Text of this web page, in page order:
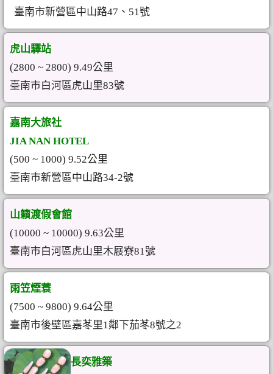
臺南市新營區中山路47、51號
虎山驛站
(2800 ~ 2800) 9.49公里
臺南市白河區虎山里83號
嘉南大旅社
JIA NAN HOTEL
(500 ~ 1000) 9.52公里
臺南市新營區中山路34-2號
山籟渡假會館
(10000 ~ 10000) 9.63公里
臺南市白河區虎山里木屐寮81號
雨笠煙蓑
(7500 ~ 9800) 9.64公里
臺南市後壁區嘉苳里1鄰下茄苳8號之2
長奕雅築